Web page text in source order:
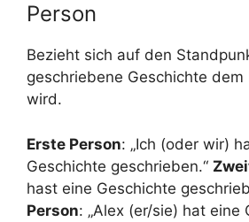
Person
Bezieht sich auf den
geschriebene Geschichte
wird.
Erste Person: „Ich (oder wir)
Geschichte geschrieben.“
hast eine Geschichte
Person: „Alex (er/sie) hat eine